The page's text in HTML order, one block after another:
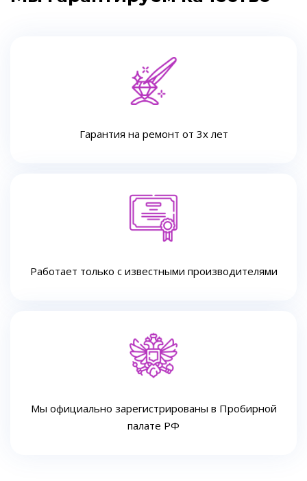
Гарантия на ремонт от 3х лет
Работает только с известными производителями
Мы официально зарегистрированы в Пробирной
палате РФ